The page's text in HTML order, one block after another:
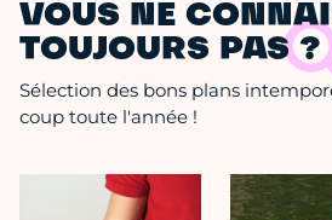
VOUS NE
TOUJOURS PAS ?
Sélection des bons plans
coup toute l'année !